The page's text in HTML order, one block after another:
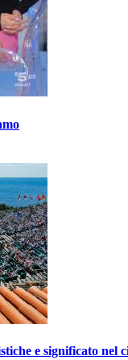
e significato nel